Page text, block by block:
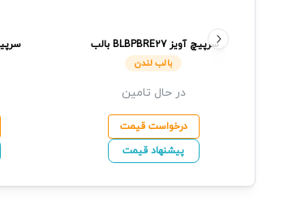
سرپیچ آویز BLBPBRE27 بالب
بالب لندن
در حال تامین
درخواست قیمت
پیشنهاد قیمت